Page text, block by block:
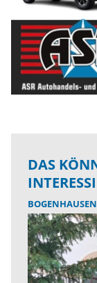
DAS
BOGENHAUSEN